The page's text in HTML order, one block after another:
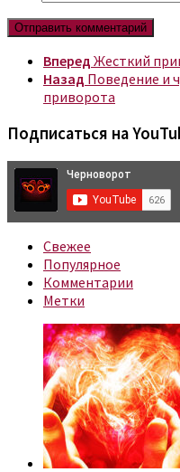
Вперед Жесткий
Назад Поведение и
приворота
Подписаться на
Свежее
Популярное
Комментарии
Метки